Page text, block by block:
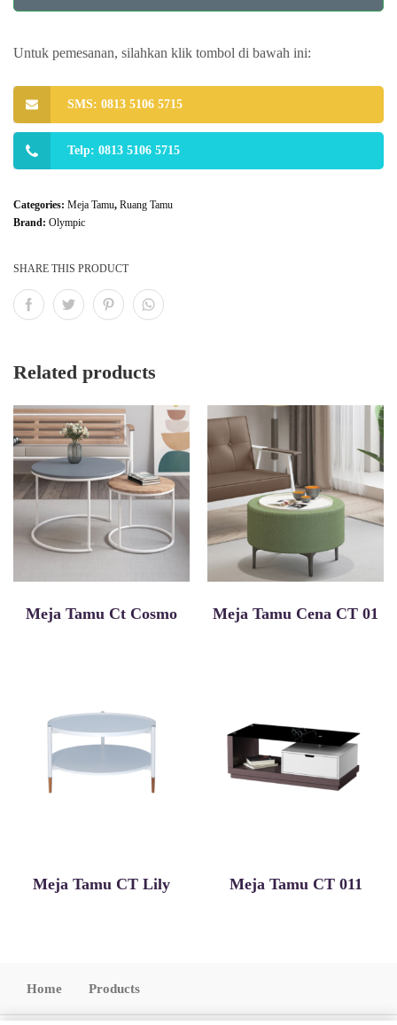
Untuk pemesanan, silahkan klik tombol di bawah ini:
SMS: 0813 5106 5715
Telp: 0813 5106 5715
Categories: Meja Tamu, Ruang Tamu
Brand: Olympic
SHARE THIS PRODUCT
Related products
Meja Tamu Ct Cosmo Meja Tamu Cena CT 01
Meja Tamu CT Lily Meja Tamu CT 011
Home Products